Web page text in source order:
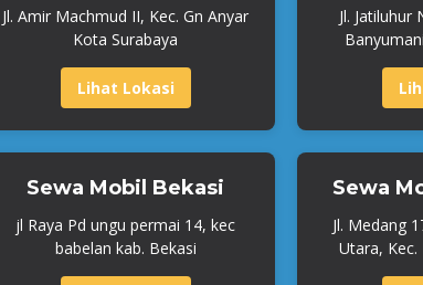
Jl. Amir Machmud II, Kec. Gn Anyar
Kota Surabaya
Lihat Lokasi
Jl. Jatiluhur
Sewa Mobil Bekasi
jl Raya Pd ungu permai 14, kec
babelan kab. Bekasi
Sewa
Jl. Medang
Utara,